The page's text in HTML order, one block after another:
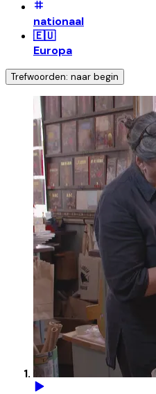
nationaal
🇪🇺
Europa
Trefwoorden: naar begin